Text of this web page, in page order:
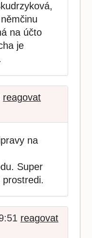
na účto
je
reagovat
na
Super
reagovat